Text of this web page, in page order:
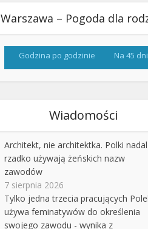
Warszawa – Pogoda dla
Godzina po godzinie Na 45 dni
Wiadomości
Architekt, nie architektka. Polki nadal
rzadko używają żeńskich nazw
zawodów
7 sierpnia 2026
Tylko jedna trzecia pracujących
używa feminatywów do określenia
swojego zawodu - wynika z